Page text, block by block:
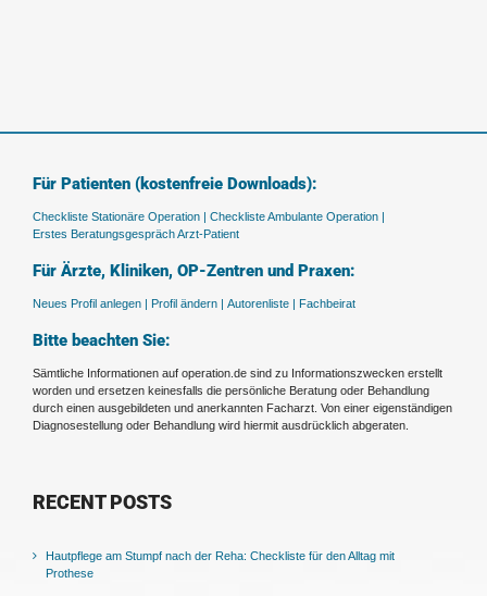
Für Patienten (kostenfreie Downloads):
Checkliste Stationäre Operation | Checkliste Ambulante Operation |
Erstes Beratungsgespräch Arzt-Patient
Für Ärzte, Kliniken, OP-Zentren und Praxen:
Neues Profil anlegen | Profil ändern | Autorenliste | Fachbeirat
Bitte beachten Sie:
Sämtliche Informationen auf operation.de sind zu Informationszwecken erstellt
worden und ersetzen keinesfalls die persönliche Beratung oder Behandlung
durch einen ausgebildeten und anerkannten Facharzt. Von einer eigenständigen
Diagnosestellung oder Behandlung wird hiermit ausdrücklich abgeraten.
RECENT POSTS
Hautpflege am Stumpf nach der Reha: Checkliste für den Alltag mit
Prothese